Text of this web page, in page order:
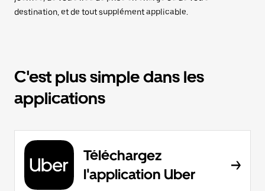
destination, et de tout supplément applicable.
C'est plus simple dans les
applications
Téléchargez
l'application Uber